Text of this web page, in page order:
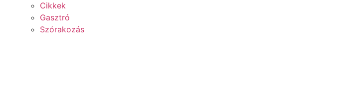
Cikkek
Gasztró
Szórakozás